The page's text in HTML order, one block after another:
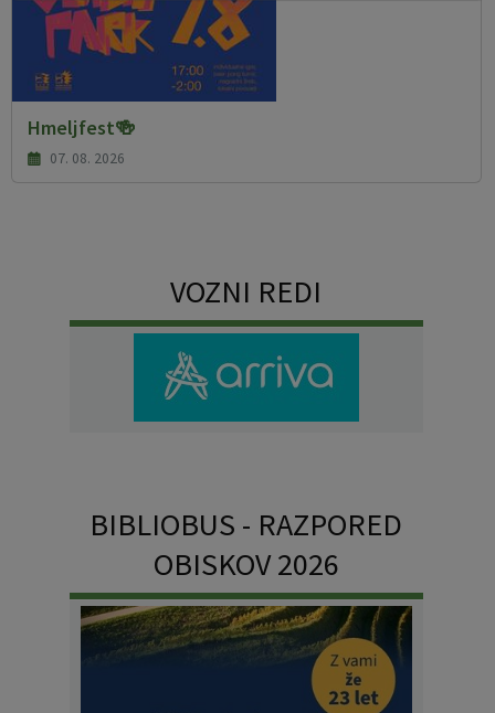
Hmeljfest🍻
07. 08. 2026
VOZNI REDI
BIBLIOBUS - RAZPORED
OBISKOV 2026